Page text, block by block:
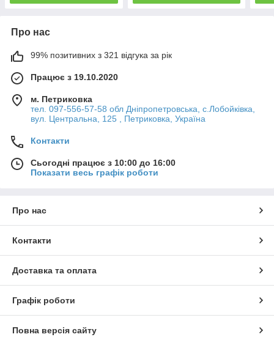
Про нас
99% позитивних з 321 відгука за рік
Працює з 19.10.2020
м. Петриковка
тел. 097-556-57-58 обл Дніпропетровська, с.Лобойківка,
вул. Центральна, 125 , Петриковка, Україна
Контакти
Сьогодні працює з 10:00 до 16:00
Показати весь графік роботи
Про нас
Контакти
Доставка та оплата
Графік роботи
Повна версія сайту